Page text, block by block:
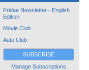
Fridae Newsletter - English
Edition
Movie Club
Auto Club
SUBSCRIBE
Manage Subscriptions